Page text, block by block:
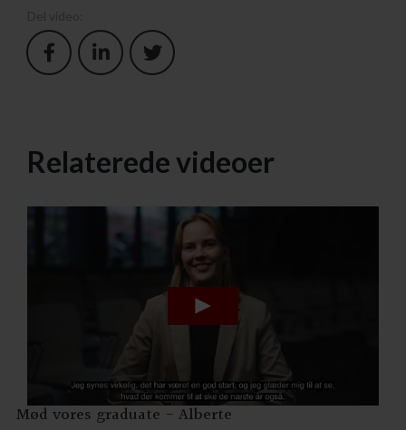
Relaterede videoer
Mød vores graduate - Alberte